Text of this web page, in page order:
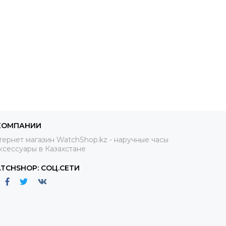
магазин WatchShop.kz - наручные часы
в Казахстане
СОЦ.СЕТИ